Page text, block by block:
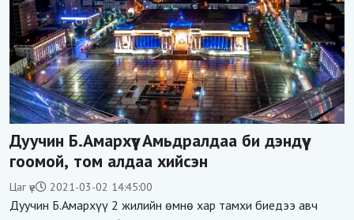
Дуучин Б.Амархүү: Амьдралдаа би дэндүү
гоомой, том алдаа хийсэн
Цаг үе 2021-03-02 14:45:00
Дуучин Б.Амархүү 2 жилийн өмнө хар тамхи биедээ авч